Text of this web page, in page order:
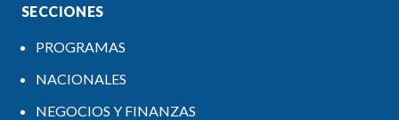
SECCIONES
PROGRAMAS
NACIONALES
NEGOCIOS Y FINANZAS